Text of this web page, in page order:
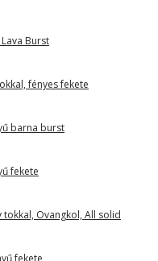
Burst
fényes fekete
barna burst
fekete
Ovangkol, All solid
fekete